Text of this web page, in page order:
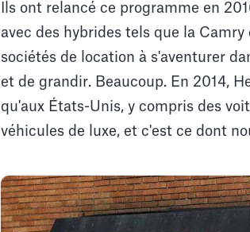
Ils ont relancé ce programme en
avec des hybrides tels que la
sociétés de location à s'aventurer
et de grandir. Beaucoup. En 2014,
qu'aux États-Unis, y compris des
véhicules de luxe, et c'est ce dont